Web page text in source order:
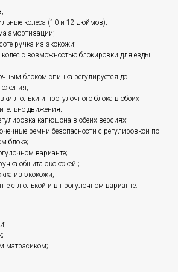
колеса (10 и 12 дюймов);
амортизации;
ручка из экокожи;
с возможностью блокировки для езды
блоком спинка регулируется до
люльки и прогулочного блока в обоих
движения;
капюшона в обеих версиях;
ремни безопасности с регулировкой по
блоке;
варианте;
обшита экокожей ;
из экокожи;
с люлькой и в прогулочном варианте.
матрасиком;